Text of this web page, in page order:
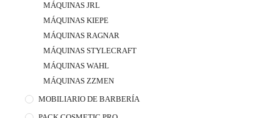
MÁQUINAS JRL
MÁQUINAS KIEPE
MÁQUINAS RAGNAR
MÁQUINAS STYLECRAFT
MÁQUINAS WAHL
MÁQUINAS ZZMEN
MOBILIARIO DE BARBERÍA